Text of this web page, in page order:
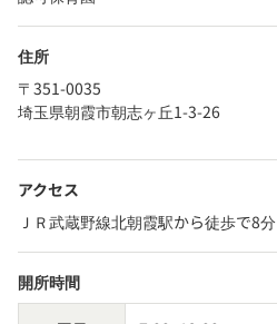
住所
〒351-0035
埼玉県朝霞市朝志ヶ丘1-3-26
アクセス
ＪＲ武蔵野線北朝霞駅から徒歩で8分
開所時間